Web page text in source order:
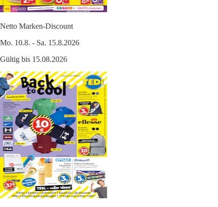
Netto Marken-Discount
Mo. 10.8. - Sa. 15.8.2026
Gültig bis 15.08.2026